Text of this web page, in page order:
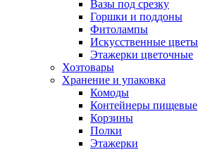
Вазы под срезку
Горшки и поддоны
Фитолампы
Искусственные цветы
Этажерки цветочные
Хозтовары
Хранение и упаковка
Комоды
Контейнеры пищевые
Корзины
Полки
Этажерки